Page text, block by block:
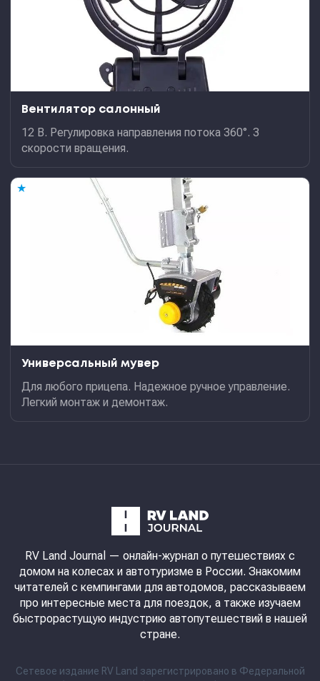
Вентилятор салонный
12 В. Регулировка направления потока 360°. 3
скорости вращения.
★
Универсальный мувер
Для любого прицепа. Надежное ручное управление.
Легкий монтаж и демонтаж.
RV Land Journal — онлайн-журнал о путешествиях с
домом на колесах и автотуризме в России. Знакомим
читателей с кемпингами для автодомов, рассказываем
про интересные места для поездок, а также изучаем
быстрорастущую индустрию автопутешествий в нашей
стране.
Сетевое издание RV Land зарегистрировано в Федеральной